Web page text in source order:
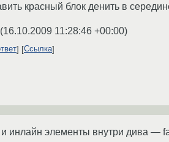
красный блок денить в
(16.10.2009 11:28:46 +00:00)
Ссылка
инлайн элементы внутри дива —